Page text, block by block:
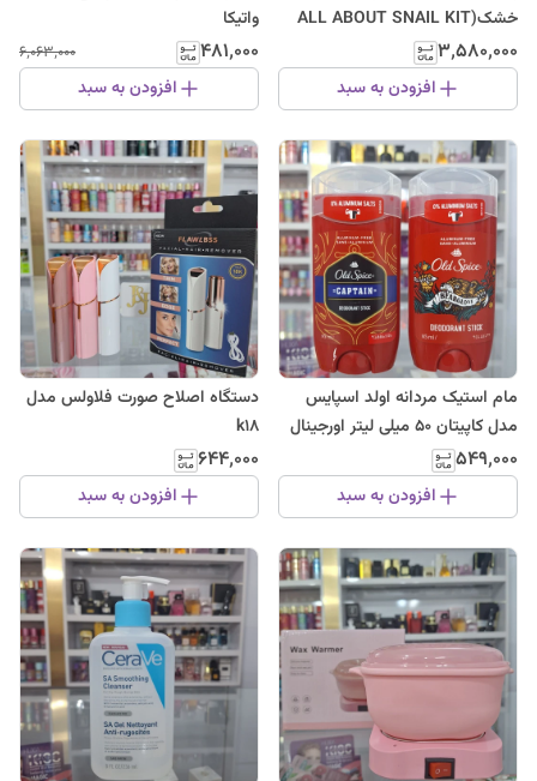
خشک(ALL ABOUT SNAIL KIT
4-step)
۳٬۵۸۰٬۰۰۰
افزودن به سبد
واتیکا
۴۸۱٬۰۰۰ ۶٬۰۶۳٬۰۰۰
افزودن به سبد
مام استیک مردانه اولد اسپایس
مدل کاپیتان 50 میلی لیتر اورجینال
۵۴۹٬۰۰۰
افزودن به سبد
دستگاه اصلاح صورت فلاولس مدل
k18
۶۴۴٬۰۰۰
افزودن به سبد